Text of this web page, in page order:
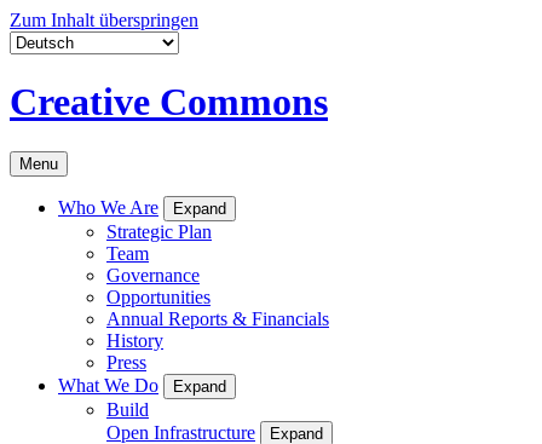
Zum Inhalt überspringen
Creative Commons
Menu
Who We Are Expand
Strategic Plan
Team
Governance
Opportunities
Annual Reports & Financials
History
Press
What We Do
Expand
Build
Open Infrastructure
Expand